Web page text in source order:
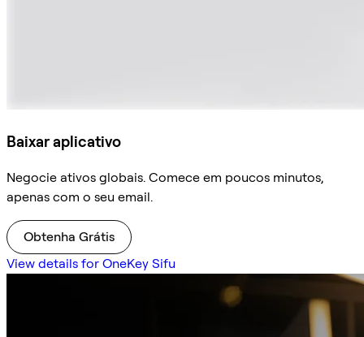
Baixar aplicativo
Negocie ativos globais. Comece em poucos minutos,
apenas com o seu email.
Obtenha Grátis
View details for OneKey Sifu